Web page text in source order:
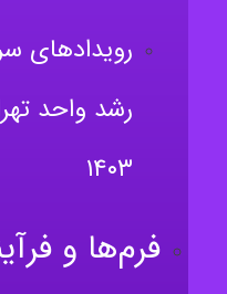
رویدادهای
رشد واحد
۱۴۰۳
فرم‌ها و